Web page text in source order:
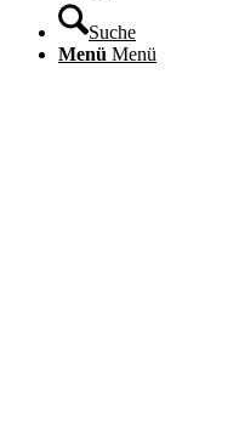
Suche
Menü Menü